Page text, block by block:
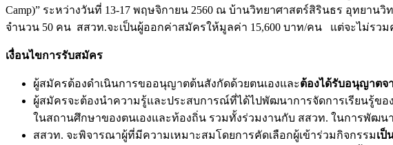
Camp)” ระหว่างวันที่ 13-17 พฤษจิกายน 2560 ณ บ้านวิทยาศาสตร์สิรินธร อุทยา
จำนวน 50 คน สสวท.จะเป็นผู้ออกค่าสมัครให้มูลค่า 15,600 บาท/คน แต่จะไม่รวม
เงื่อนไขการรับสมัคร
ผู้สมัครต้องดำเนินการขออนุญาตต้นสังกัดด้วยตนเองและต้องได้รับอนุญาตจ
ผู้สมัครจะต้องนำความรู้และประสบการณ์ที่ได้ไปพัฒนาการจัดการเรียนรู้ขอ
ในสถานศึกษาของตนเองและท้องถิ่น รวมทั้งร่วมงานกับ สสวท. ในการพัฒ
สสวท. จะพิจารณาผู้ที่มีความเหมาะสมโดยการคัดเลือกผู้เข้าร่วมกิจกรรมเป็